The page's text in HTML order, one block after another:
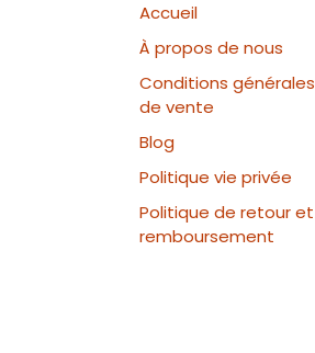
Accueil
À propos de nous
Conditions générales
de vente
Blog
Politique vie privée
Politique de retour et
remboursement